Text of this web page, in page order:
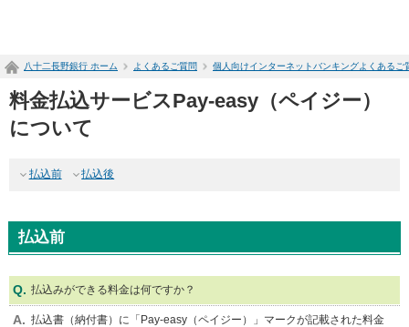
内
移
で
八十二長野銀行 ホーム よくあるご質問 個人向けインターネットバンキングよくあるご
料金払込サービスPay-easy（ペイジー）
について
払込前 払込後
払込前
払込みができる料金は何ですか？
払込書（納付書）に「Pay-easy（ペイジー）」マークが記載された料金